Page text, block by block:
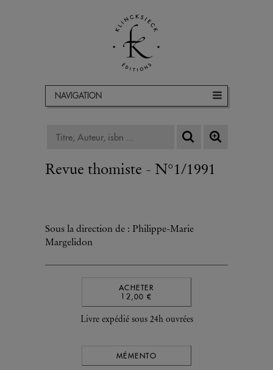
NAVIGATION
Revue thomiste - N°1/1991
Sous la direction de : Philippe-Marie
Margelidon
ACHETER
12,00 €
Livre expédié sous 24h ouvrées
MÉMENTO